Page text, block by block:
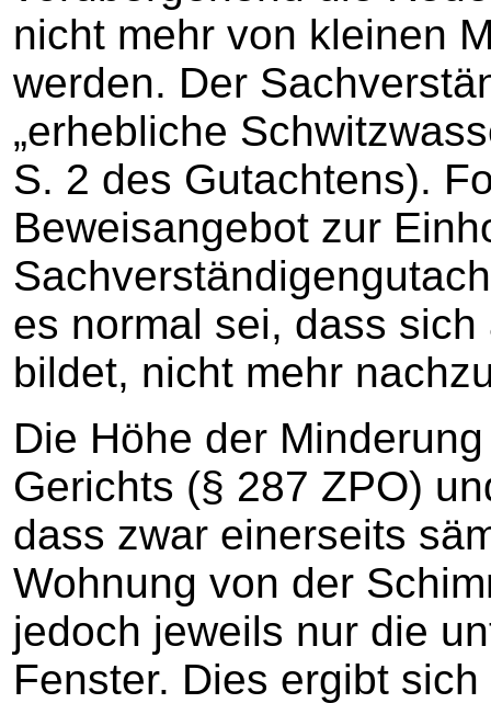
nicht mehr von kleinen
werden. Der
„erhebliche
S. 2 des Gutachtens).
Beweisangebot zur
es normal sei, dass
bildet, nicht mehr
Die Höhe der
Gerichts (§ 287 ZPO)
dass zwar einerseits
Wohnung von der
jedoch jeweils nur die
Fenster. Dies ergibt